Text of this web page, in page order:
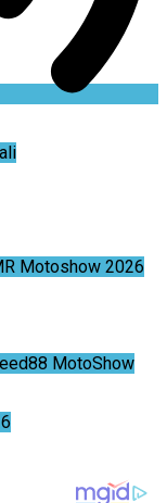
Motoshow 2026
MotoShow